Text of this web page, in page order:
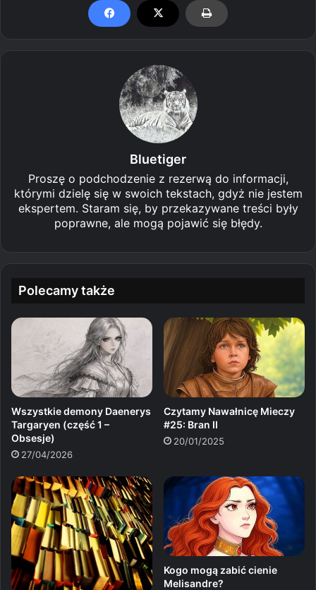
Bluetiger
Proszę o podchodzenie z rezerwą do informacji,
którymi dzielę się w swoich tekstach, gdyż nie jestem
ekspertem. Staram się, by przekazywane treści były
poprawne, ale mogą pojawić się błędy.
Polecamy także
Wszystkie demony Daenerys
Targaryen (część 1 –
Obsesje)
27/04/2026
Czytamy Nawałnicę Mieczy
#25: Bran II
20/01/2025
Kogo mogą zabić cienie
Melisandre?